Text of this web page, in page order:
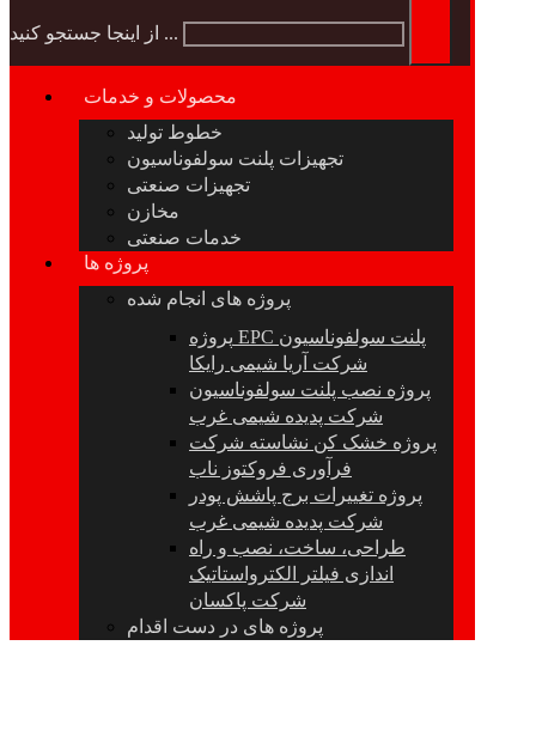
از اینجا جستجو کنید ...
محصولات و خدمات
خطوط تولید
تجهیزات پلنت سولفوناسیون
تجهیزات صنعتی
مخازن
خدمات صنعتی
پروژه ها
پروژه های انجام شده
پروژه EPC پلنت سولفوناسیون
شرکت آریا شیمی رایکا
پروژه نصب پلنت سولفوناسیون
شرکت پدیده شیمی غرب
پروژه خشک کن نشاسته شرکت
فرآوری فروکتوز ناب
پروژه تغییرات برج پاشش پودر
شرکت پدیده شیمی غرب
طراحی، ساخت، نصب و راه
اندازی فیلتر الکترواستاتیک
شرکت پاکسان
پروژه های در دست اقدام